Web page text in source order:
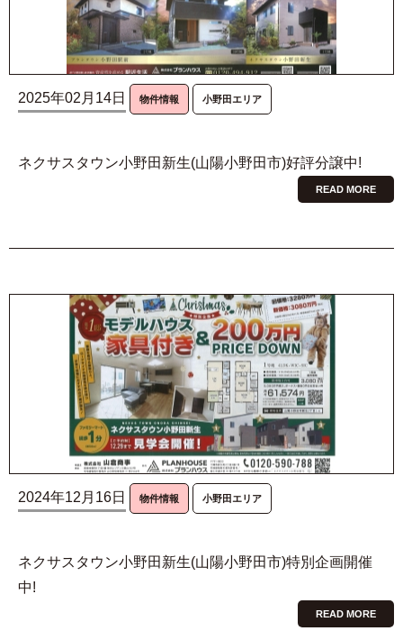
2025年02月14日 物件情報 小野田エリア
ネクサスタウン小野田新生(山陽小野田市)好評分譲中!
READ MORE
2024年12月16日 物件情報 小野田エリア
ネクサスタウン小野田新生(山陽小野田市)特別企画開催
中!
READ MORE